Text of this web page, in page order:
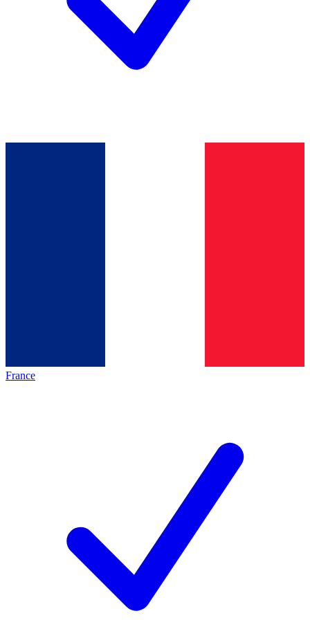
France